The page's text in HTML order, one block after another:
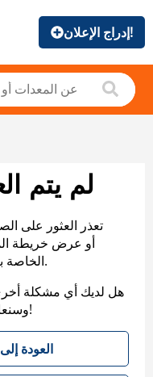
إدراج الإعلان!
لم يتم
تعذر العثور على
الخاصة بنا لمساعدتك في العثور على ما تريد.
هل لديك أي مشكلة
وسنعاود التواصل معك. شكرًا على صبرك!
العودة